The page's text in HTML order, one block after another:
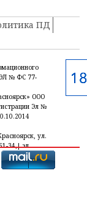
ПД
ЭЛ № ФС 77-
ООО
Эл №
ул.
34,| эл.